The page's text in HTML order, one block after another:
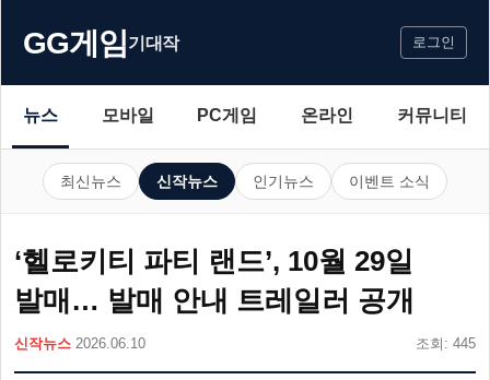
GG게임기대작 로그인
뉴스 모바일 PC게임 온라인 커뮤니티
최신뉴스 신작뉴스 인기뉴스 이벤트 소식
‘헬로키티 파티 랜드’, 10월 29일
발매… 발매 안내 트레일러 공개
신작뉴스 2026.06.10 조회: 445